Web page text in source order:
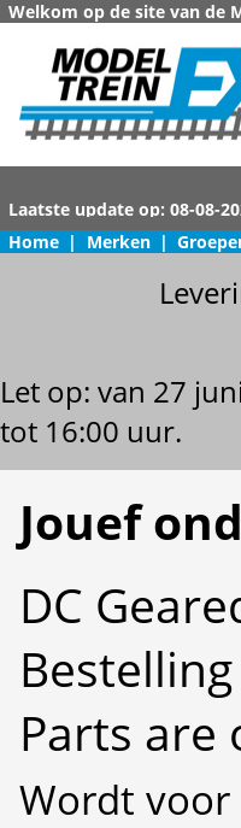
Welkom op de site van de
Home | Merken |
Let op: van 27
tot 16:00 uur.
Jouef
DC
Parts
Wordt